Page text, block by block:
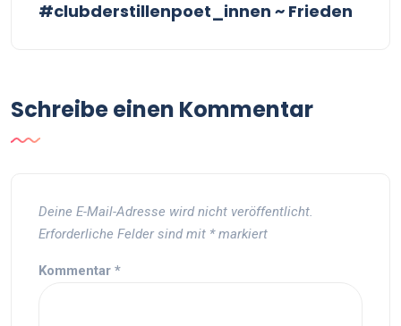
#clubderstillenpoet_innen ~ Frieden
Schreibe einen Kommentar
Deine E-Mail-Adresse wird nicht veröffentlicht.
Erforderliche Felder sind mit *markiert
Kommentar *